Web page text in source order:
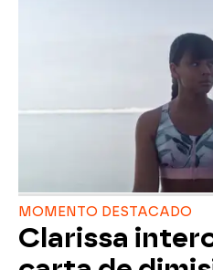
MOMENTO DESTACADO
Clarissa